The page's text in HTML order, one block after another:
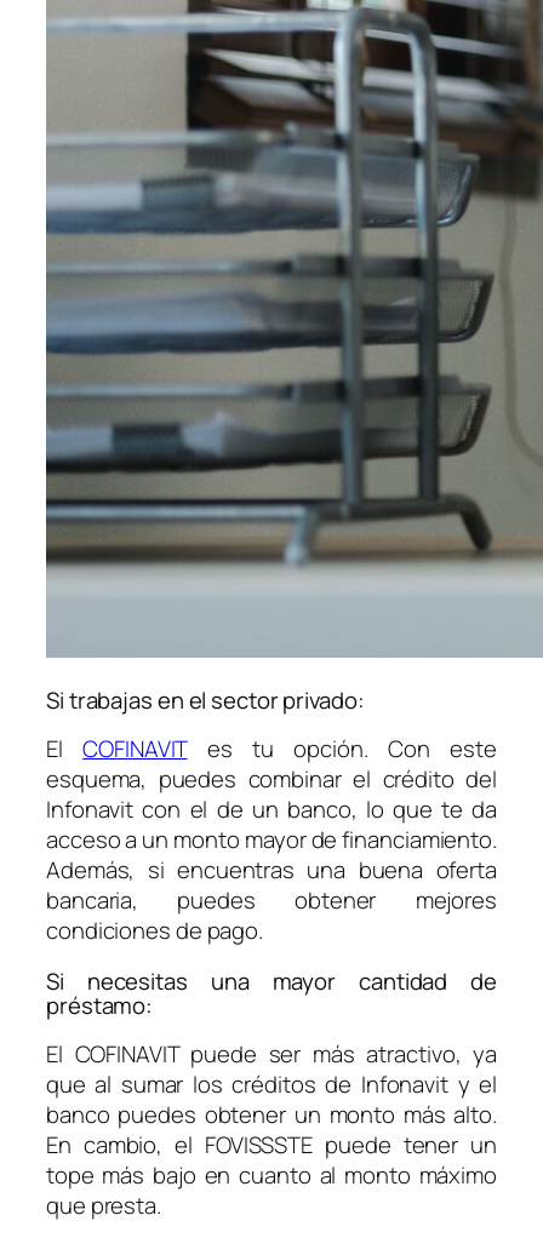
Si trabajas en el sector privado:
ElCOFINAVITes tu opción. Con este
esquema, puedes combinar el crédito del
Infonavit con el de un banco, lo que te da
acceso a un monto mayor de financiamiento.
Además, si encuentras una buena oferta
bancaria, puedes obtener mejores
condiciones de pago.
Si necesitas una mayor cantidad de
préstamo:
El COFINAVIT puede ser más atractivo, ya
que al sumar los créditos de Infonavit y el
banco puedes obtener un monto más alto.
En cambio, el FOVISSSTE puede tener un
tope más bajo en cuanto al monto máximo
que presta.